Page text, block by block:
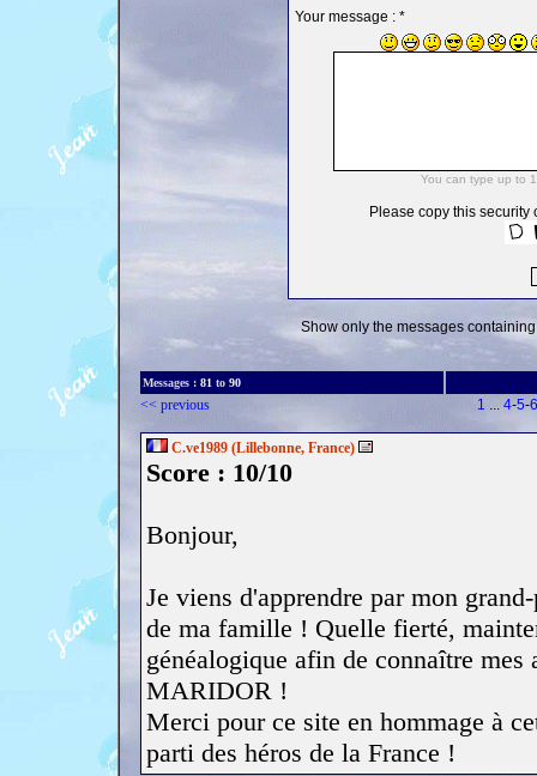
Your message : *
Please copy this security
Show only the messages
Messages : 81 to 90
<< previous 1 ... 4-5-6
C.ve1989 (Lillebonne, France)
Score : 10/10
Bonjour,
Je viens d'apprendre par mon
de ma famille ! Quelle fierté,
généalogique afin de connaître
MARIDOR !
Merci pour ce site en hommage à
parti des héros de la France !